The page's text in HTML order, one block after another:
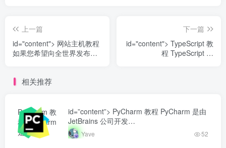
上一篇
id="content"> 网站主机教程
如果您希望向全世界发布自
下一篇
id="content"> TypeScript 教
程 TypeScript 是
相关推荐
PyCharm 教
程 PyCharm
是由
id=”content”> PyCharm 教程 PyCharm 是由
JetBrains 公司开发…
Yave 52